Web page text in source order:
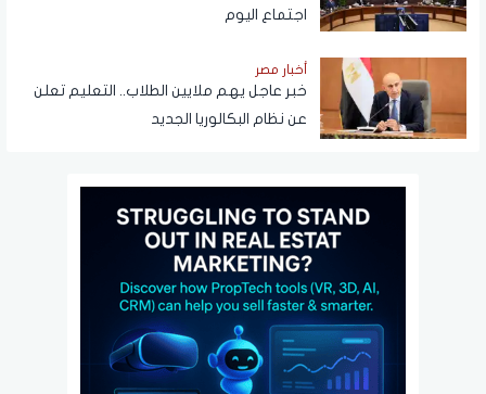
اجتماع اليوم
أخبار مصر
خبر عاجل يهم ملايين الطلاب.. التعليم تعلن
عن نظام البكالوريا الجديد